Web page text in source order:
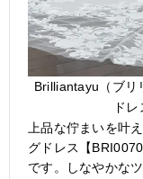
Brilliantayu（ブリ
ド
上品な佇まいを叶
グドレス【
です。しなやかな